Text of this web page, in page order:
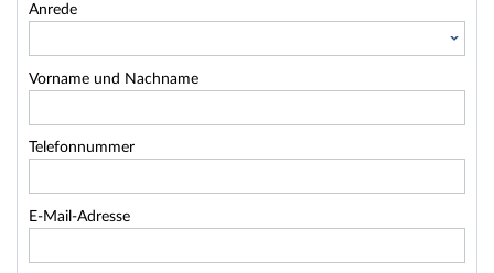
Anrede
Vorname und Nachname
Telefonnummer
E-Mail-Adresse